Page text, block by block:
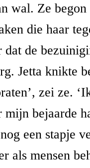
wal. Ze begon
die haar
dat de
Jetta knikte
zei ze.
mijn bejaarde
een stapje
als mensen